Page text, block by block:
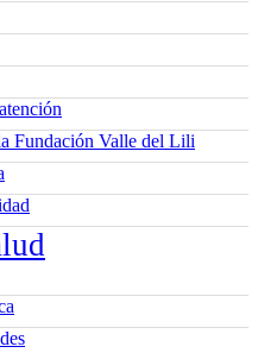
Fundación Valle del Lili